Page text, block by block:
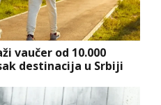
vaučer od 10.000
destinacija u Srbiji